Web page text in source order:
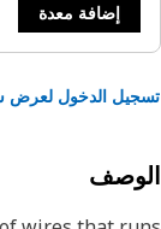
إضافة معدة
الدخول لعرض